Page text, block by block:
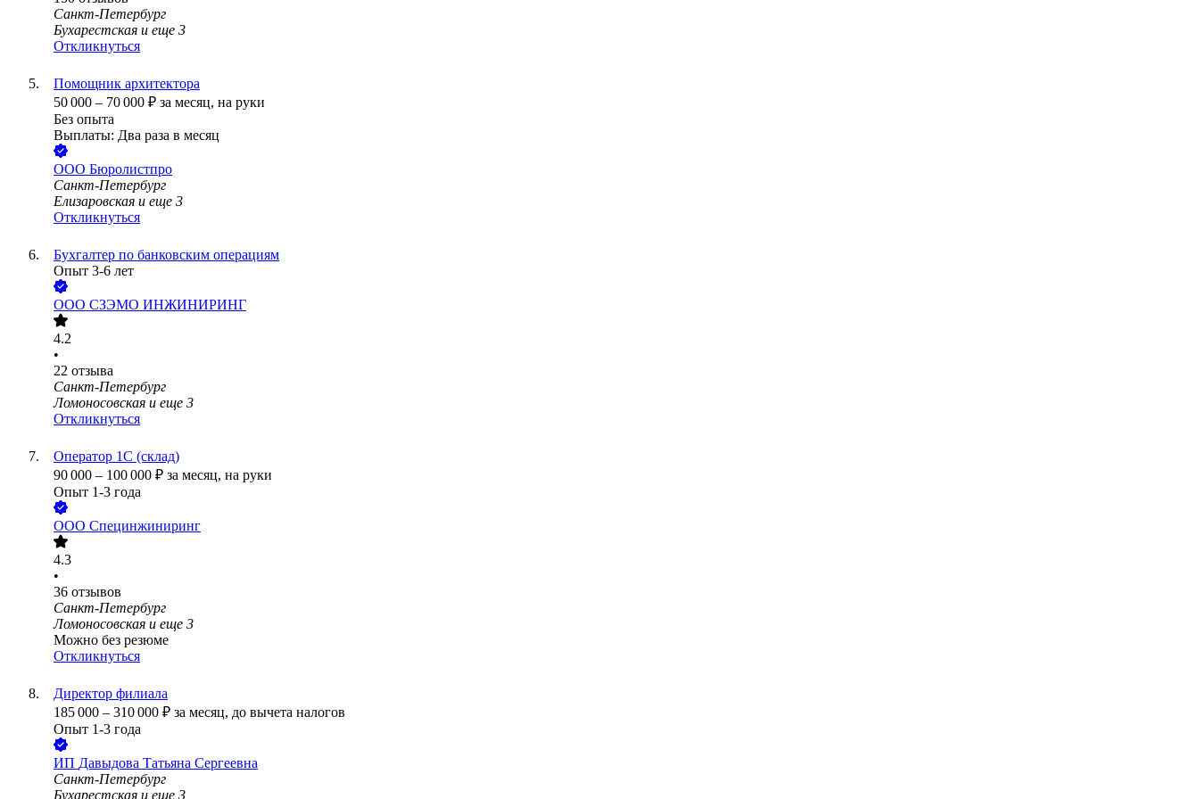
Санкт-Петербург
Бухарестская и еще 3
Откликнуться
Помощник архитектора
50 000 – 70 000 ₽ за месяц, на руки
Без опыта
Выплаты: Два раза в месяц
ООО Бюролистпро
Санкт-Петербург
Елизаровская и еще 3
Откликнуться
Бухгалтер по банковским операциям
Опыт 3-6 лет
ООО СЗЭМО ИНЖИНИРИНГ
4.2
•
22 отзыва
Санкт-Петербург
Ломоносовская и еще 3
Откликнуться
Оператор 1С (склад)
90 000 – 100 000 ₽ за месяц, на руки
Опыт 1-3 года
ООО Специнжиниринг
4.3
•
36 отзывов
Санкт-Петербург
Ломоносовская и еще 3
Можно без резюме
Откликнуться
Директор филиала
185 000 – 310 000 ₽ за месяц, до вычета налогов
Опыт 1-3 года
ИП Давыдова Татьяна Сергеевна
Санкт-Петербург
Бухарестская и еще 3